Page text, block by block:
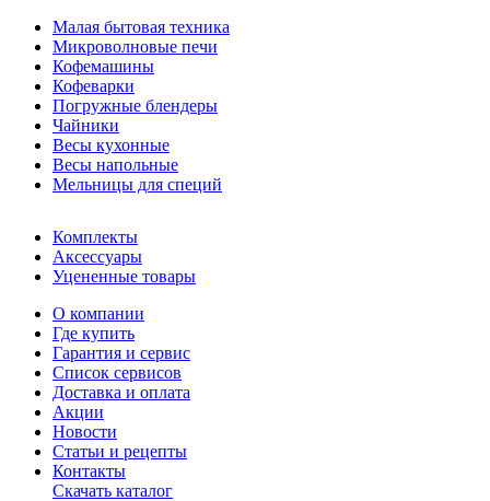
Малая бытовая техника
Микроволновые печи
Кофемашины
Кофеварки
Погружные блендеры
Чайники
Весы кухонные
Весы напольные
Мельницы для специй
Комплекты
Аксессуары
Уцененные товары
О компании
Где купить
Гарантия и сервис
Список сервисов
Доставка и оплата
Акции
Новости
Статьи и рецепты
Контакты
Скачать каталог